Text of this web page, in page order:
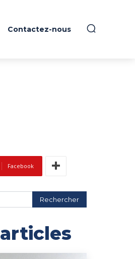
Contactez-nous
Facebook
Rechercher